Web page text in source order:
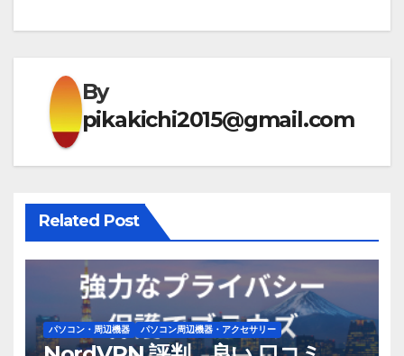
ゲ
シ
ョ
ン
By
pikakichi2015@gmail.com
Related Post
パソコン・周辺機器 パソコン周辺機器・アクセサリー